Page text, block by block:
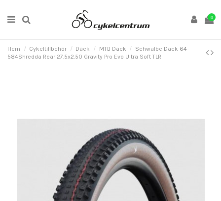
0
Hem Cykeltillbehör Däck MTB Däck
Schwalbe Däck 64-
584Shredda Rear 27.5x2.50 Gravity Pro Evo Ultra Soft TLR